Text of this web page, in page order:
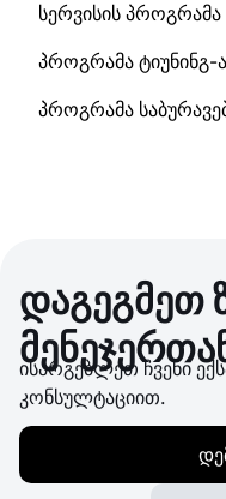
სერვისის პროგრამა
პროგრამა ტიუნინგ-
პროგრამა
დაგეგმეთ
ისარგებლეთ ჩვენი
კონსულტაციით.